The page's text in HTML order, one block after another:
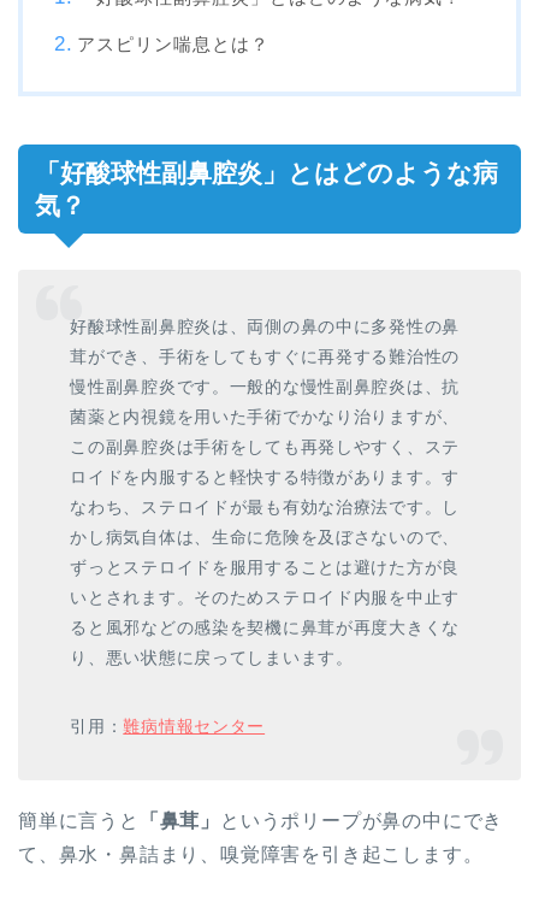
アスピリン喘息とは？
「好酸球性副鼻腔炎」とはどのような病
気？
好酸球性副鼻腔炎は、両側の鼻の中に多発性の鼻
茸ができ、手術をしてもすぐに再発する難治性の
慢性副鼻腔炎です。一般的な慢性副鼻腔炎は、抗
菌薬と内視鏡を用いた手術でかなり治りますが、
この副鼻腔炎は手術をしても再発しやすく、ステ
ロイドを内服すると軽快する特徴があります。す
なわち、ステロイドが最も有効な治療法です。し
かし病気自体は、生命に危険を及ぼさないので、
ずっとステロイドを服用することは避けた方が良
いとされます。そのためステロイド内服を中止す
ると風邪などの感染を契機に鼻茸が再度大きくな
り、悪い状態に戻ってしまいます。
引用：難病情報センター
簡単に言うと 「鼻茸」
というポリープが鼻の中にでき
て、鼻水・鼻詰まり、嗅覚障害を引き起こします。